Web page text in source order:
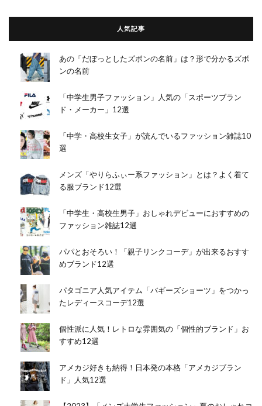
人気記事
あの「だぼっとしたズボンの名前」は？形で分かるズボ
ンの名前
「中学生男子ファッション」人気の「スポーツブラン
ド・メーカー」12選
「中学・高校生女子」が読んでいるファッション雑誌10
選
メンズ「やりらふぃー系ファッション」とは？よく着て
る服ブランド12選
「中学生・高校生男子」おしゃれデビューにおすすめの
ファッション雑誌12選
パパとおそろい！「親子リンクコーデ」が出来るおすす
めブランド12選
パタゴニア人気アイテム「バギーズショーツ」をつかっ
たレディースコーデ12選
個性派に人気！レトロな雰囲気の「個性的ブランド」お
すすめ12選
アメカジ好きも納得！日本発の本格「アメカジブラン
ド」人気12選